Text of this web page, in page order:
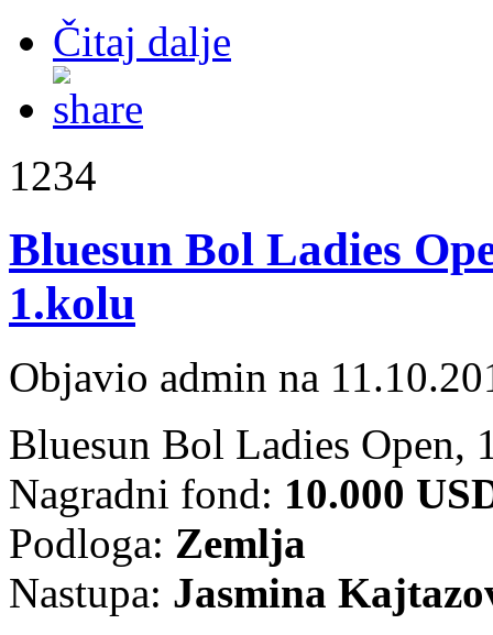
Čitaj dalje
1234
Bluesun Bol Ladies
1.kolu
Objavio admin na
Bluesun Bol Ladies Open,
Nagradni fond: 10.000
Podloga: Zemlja
Nastupa: Jasmina